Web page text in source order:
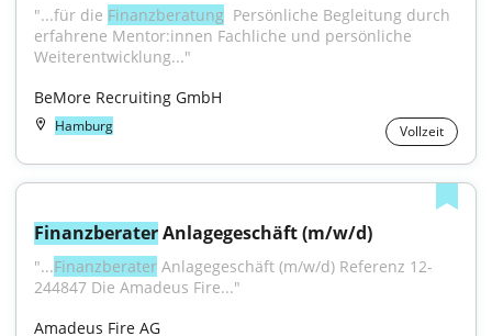
"...für die Finanzberatung ‍ Persönliche Begleitung durch
erfahrene Mentor:innen Fachliche und persönliche
Weiterentwicklung..."
BeMore Recruiting GmbH
Hamburg Vollzeit
Finanzberater Anlagegeschäft (m/w/d)
"...Finanzberater Anlagegeschäft (m/w/d) Referenz 12-
244847 Die Amadeus Fire..."
Amadeus Fire AG